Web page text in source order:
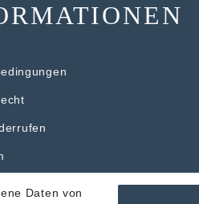
Daten von